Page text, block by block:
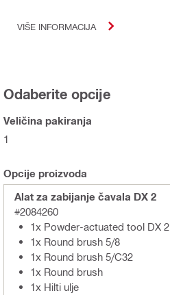
VIŠE INFORMACIJA
Odaberite opcije
Veličina pakiranja
1
Opcije proizvoda
Alat za zabijanje čavala DX 2
#2084260
1x Powder-actuated tool DX 2
1x Round brush 5/8
1x Round brush 5/C32
1x Round brush
1x Hilti ulje